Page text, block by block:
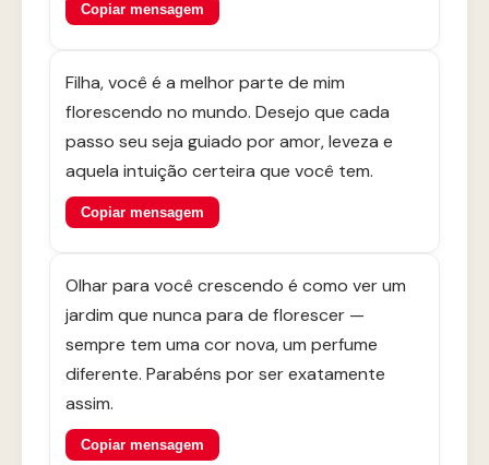
Copiar mensagem
Filha, você é a melhor parte de mim
florescendo no mundo. Desejo que cada
passo seu seja guiado por amor, leveza e
aquela intuição certeira que você tem.
Copiar mensagem
Olhar para você crescendo é como ver um
jardim que nunca para de florescer —
sempre tem uma cor nova, um perfume
diferente. Parabéns por ser exatamente
assim.
Copiar mensagem